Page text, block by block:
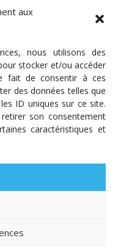
aux
nous utilisons des
stocker et/ou accéder
fait de consentir à ces
des données telles que
ID uniques sur ce site.
son consentement
caractéristiques et
DES PROGRAMMES
LÉGALES
RÉAL.